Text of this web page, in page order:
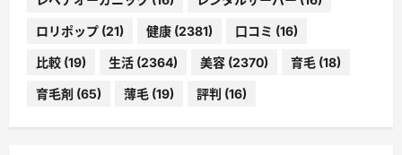
ロリポップ (21) 健康 (2381) 口コミ (16)
比較 (19) 生活 (2364) 美容 (2370) 育毛 (18)
育毛剤 (65) 薄毛 (19) 評判 (16)